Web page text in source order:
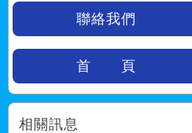
聯絡我們
首 頁
相關訊息